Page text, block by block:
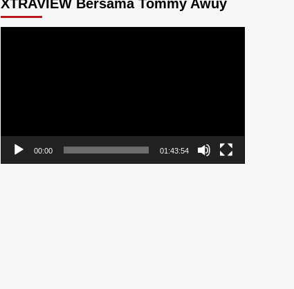
XTRAVIEW Bersama Tommy Awuy
00:00 01:43:54